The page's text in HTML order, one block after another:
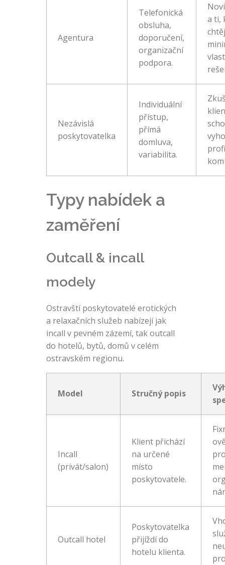
Agentura
Telefonická
obsluha,
doporučení,
organizační
podpora.
a ti,
Nezávislá
poskytovatelka
Individuální
přístup,
přímá
domluva,
variabilita.
Typy nabídek a
zaměření
Outcall & incall
modely
Ostravští poskytovatelé erotických
a relaxačních služeb nabízejí jak
incall v pevném zázemí, tak outcall
do hotelů, bytů, domů v celém
ostravském regionu.
Model Stručný popis
Incall
(privát/salon)
Klient přichází
na určené
místo
poskytovatele.
Outcall hotel
Poskytovatelka
přijíždí do
hotelu klienta.